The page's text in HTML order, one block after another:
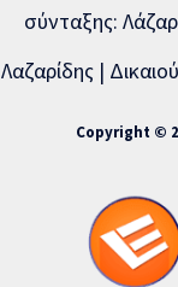
σύνταξης:
Λαζαρίδης |
Copyright ©